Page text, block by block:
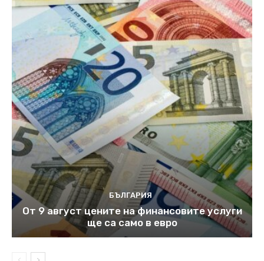
БЪЛГАРИЯ
От 9 август цените на финансовите услуги
ще са само в евро